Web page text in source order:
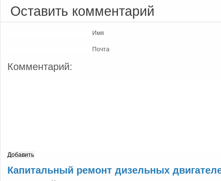
Оставить комментарий
Имя
Почта
Комментарий:
Капитальный ремонт дизельных